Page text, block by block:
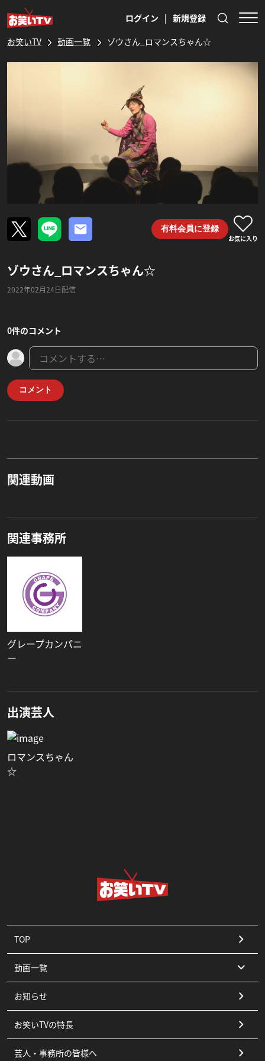
ログイン | 新規登録
お笑いTV 動画一覧 ゾウさん_ロマンスちゃん☆
有料会員に登録
お気に入り
ゾウさん_ロマンスちゃん☆
2022年02月24日配信
0件のコメント
コメント
関連動画
関連事務所
グレープカンパニ
ー
出演芸人
ロマンスちゃん
☆
TOP
動画一覧
コント
漫才
ピン
お知らせ
お笑いTVの特長
芸人・事務所の皆様へ